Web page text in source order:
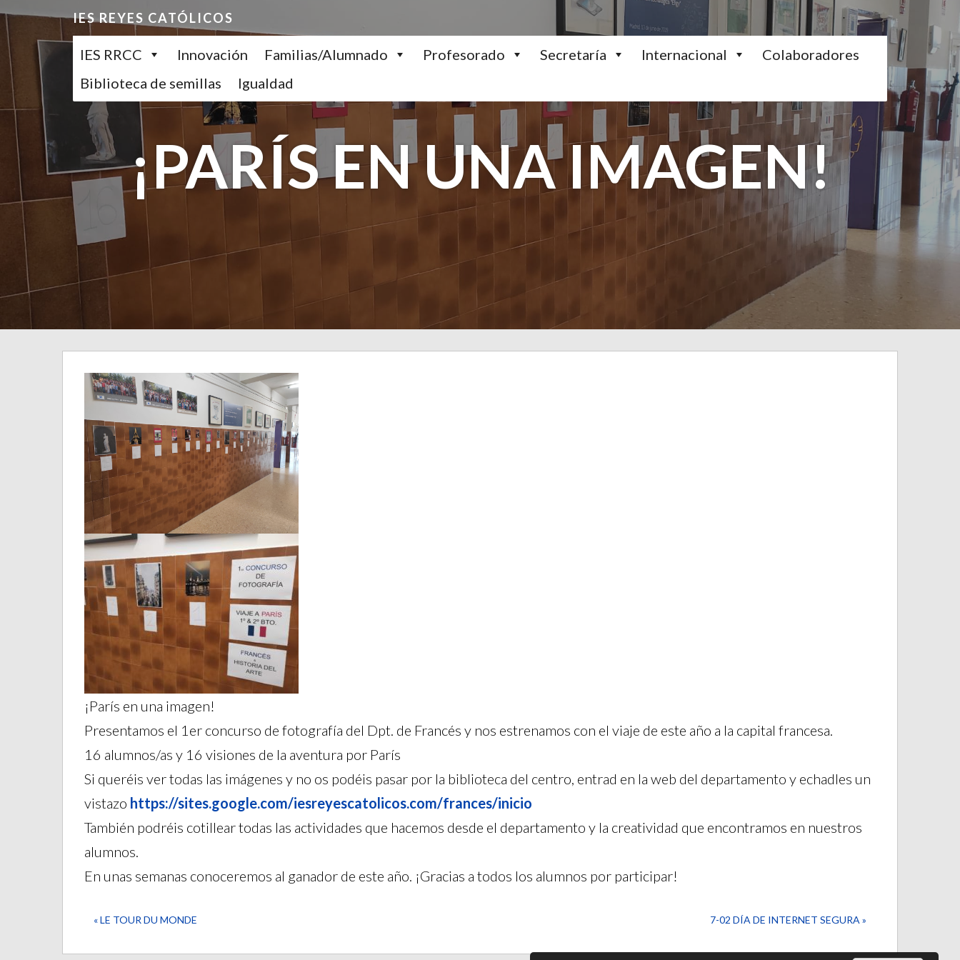
IES REYES CATÓLICOS
IES RRCC Innovación Familias/Alumnado Profesorado Secretaría Internacional
Colaboradores
Biblioteca de semillas
Igualdad
¡PARÍS EN UNA IMAGEN!
¡París en una imagen!
Presentamos el 1er concurso de fotografía del Dpt. de Francés y nos estrenamos con el viaje de este año a la capital francesa.
16 alumnos/as y 16 visiones de la aventura por París
Si queréis ver todas las imágenes y no os podéis pasar por la biblioteca del centro, entrad en la web del departamento y echadles un
vistazo https://sites.google.com/iesreyescatolicos.com/frances/inicio
También podréis cotillear todas las actividades que hacemos desde el departamento y la creatividad que encontramos en nuestros
alumnos.
En unas semanas conoceremos al ganador de este año. ¡Gracias a todos los alumnos por participar!
« LE TOUR DU MONDE 7-02 DÍA DE INTERNET SEGURA »